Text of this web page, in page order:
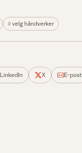
velg håndverker
LinkedIn X E-post